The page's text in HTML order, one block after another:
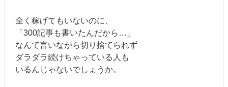
全く稼げてもいないのに、
「300記事も書いたんだから…」
なんて言いながら切り捨てられず
ダラダラ続けちゃっている人も
いるんじゃないでしょうか。